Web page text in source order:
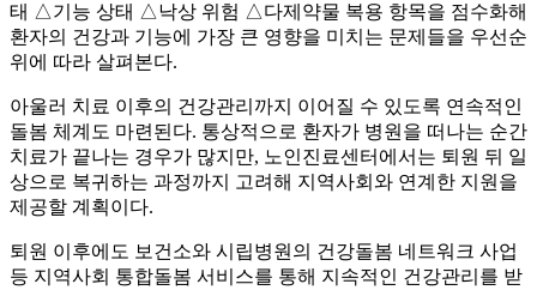
태 △기능 상태 △낙상 위험 △다제약물 복용 항목을 점수화해
환자의 건강과 기능에 가장 큰 영향을 미치는 문제들을 우선순
위에 따라 살펴본다.
아울러 치료 이후의 건강관리까지 이어질 수 있도록 연속적인
돌봄 체계도 마련된다. 통상적으로 환자가 병원을 떠나는 순간
치료가 끝나는 경우가 많지만, 노인진료센터에서는 퇴원 뒤 일
상으로 복귀하는 과정까지 고려해 지역사회와 연계한 지원을
제공할 계획이다.
퇴원 이후에도 보건소와 시립병원의 건강돌봄 네트워크 사업
등 지역사회 통합돌봄 서비스를 통해 지속적인 건강관리를 받